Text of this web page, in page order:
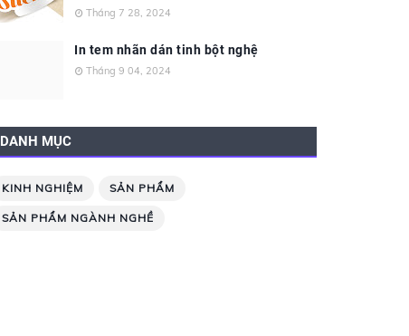
Tháng 7 28, 2024
In tem nhãn dán tinh bột nghệ
Tháng 9 04, 2024
DANH MỤC
KINH NGHIỆM SẢN PHẨM
SẢN PHẨM NGÀNH NGHỀ